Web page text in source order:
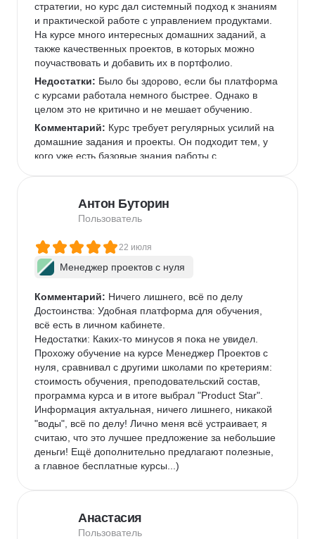
стратегии, но курс дал системный подход к знаниям
и практической работе с управлением продуктами.
На курсе много интересных домашних заданий, а
также качественных проектов, в которых можно
поучаствовать и добавить их в портфолио.
Недостатки: Было бы здорово, если бы платформа
с курсами работала немного быстрее. Однако в
целом это не критично и не мешает обучению.
Комментарий: Курс требует регулярных усилий на
домашние задания и проекты. Он подходит тем, у
кого уже есть базовые знания работы с
Антон Буторин
Пользователь
22 июля
Менеджер проектов с нуля
Комментарий: Ничего лишнего, всё по делу
Достоинства: Удобная платформа для обучения,
всё есть в личном кабинете.
Недостатки: Каких-то минусов я пока не увидел.
Прохожу обучение на курсе Менеджер Проектов с
нуля, сравнивал с другими школами по кретериям:
стоимость обучения, преподовательский состав,
программа курса и в итоге выбрал "Product Star".
Информация актуальная, ничего лишнего, никакой
"воды", всё по делу! Лично меня всё устраивает, я
считаю, что это лучшее предложение за небольшие
деньги! Ещё дополнительно предлагают полезные,
а главное бесплатные курсы...)
Анастасия
Пользователь